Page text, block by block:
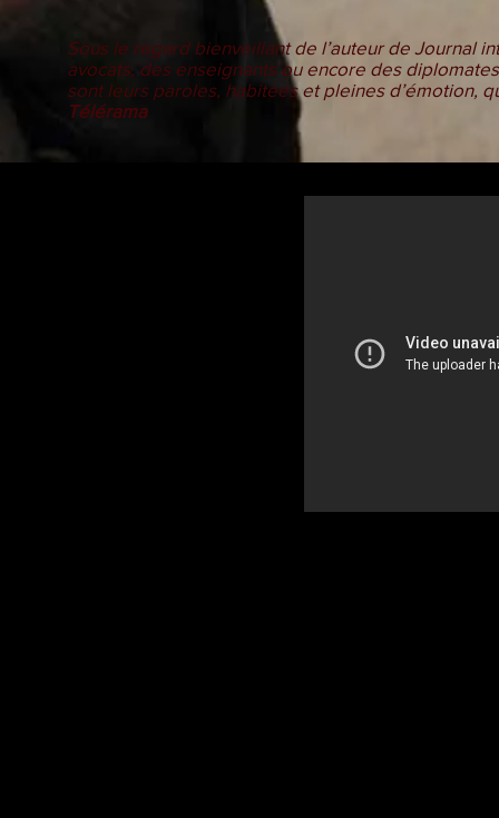
Sous le regard bienveillant de l’auteur de Journal
avocats, des enseignants ou encore des
sont leurs paroles, habitées et pleines d’émotion,
Télérama